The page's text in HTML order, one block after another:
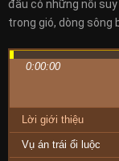
đầu có những nỗi
trong gió, dòng sông
0:00:00
Lời giới thiệu
Vụ án trái ổi luộc